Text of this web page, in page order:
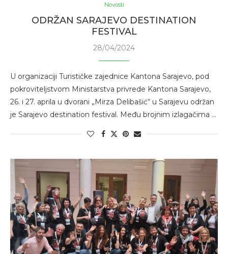
Novosti
ODRŽAN SARAJEVO DESTINATION
FESTIVAL
28/04/2024
U organizaciji Turističke zajednice Kantona Sarajevo, pod
pokroviteljstvom Ministarstva privrede Kantona Sarajevo,
26. i 27. aprila u dvorani „Mirza Delibašić“ u Sarajevu održan
je Sarajevo destination festival. Među brojnim izlagačima …